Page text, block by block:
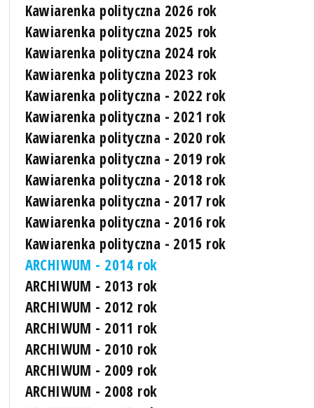
Kawiarenka polityczna 2026 rok
Kawiarenka polityczna 2025 rok
Kawiarenka polityczna 2024 rok
Kawiarenka polityczna 2023 rok
Kawiarenka polityczna - 2022 rok
Kawiarenka polityczna - 2021 rok
Kawiarenka polityczna - 2020 rok
Kawiarenka polityczna - 2019 rok
Kawiarenka polityczna - 2018 rok
Kawiarenka polityczna - 2017 rok
Kawiarenka polityczna - 2016 rok
Kawiarenka polityczna - 2015 rok
ARCHIWUM - 2014 rok
ARCHIWUM - 2013 rok
ARCHIWUM - 2012 rok
ARCHIWUM - 2011 rok
ARCHIWUM - 2010 rok
ARCHIWUM - 2009 rok
ARCHIWUM - 2008 rok